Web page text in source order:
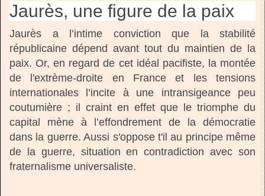
Jaurès, une figure de la paix
Jaurès a l’intime conviction que la stabilité
républicaine dépend avant tout du maintien de la
paix. Or, en regard de cet idéal pacifiste, la montée
de l'extrème-droite en France et les tensions
internationales l’incite à une intransigeance peu
coutumière ; il craint en effet que le triomphe du
capital mène à l’effondrement de la démocratie
dans la guerre. Aussi s'oppose t'il au principe même
de la guerre, situation en contradiction avec son
fraternalisme universaliste.